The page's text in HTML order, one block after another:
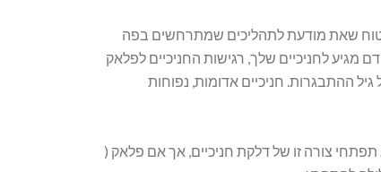
שאת מודעת לתהליכים שמתרחשים בפה
מגיע לחניכיים שלך, רגישות החניכיים לפלאק
ההתבגרות. חניכיים אדומות, נפוחות
צורה זו של דלקת חניכיים, אך אם פלאק (